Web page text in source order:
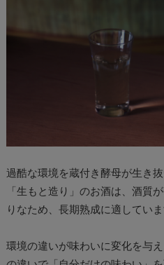
過酷な環境を蔵付き酵母が生き
「生もと造り」のお酒は、酒質
りなため、長期熟成に適していま
環境の違いが味わいに変化を与